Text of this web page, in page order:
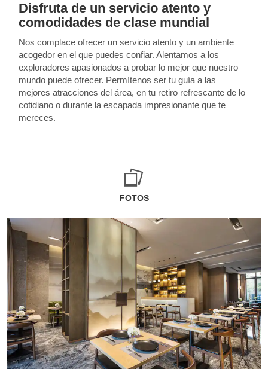
Disfruta de un servicio atento y
comodidades de clase mundial
Nos complace ofrecer un servicio atento y un ambiente
acogedor en el que puedes confiar. Alentamos a los
exploradores apasionados a probar lo mejor que nuestro
mundo puede ofrecer. Permítenos ser tu guía a las
mejores atracciones del área, en tu retiro refrescante de lo
cotidiano o durante la escapada impresionante que te
mereces.
FOTOS